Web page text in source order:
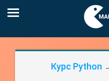
Курс Python